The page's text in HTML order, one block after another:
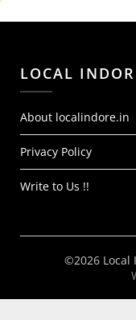
LOCAL
About localindore.in
Privacy Policy
Write to Us !!
©2026 Local